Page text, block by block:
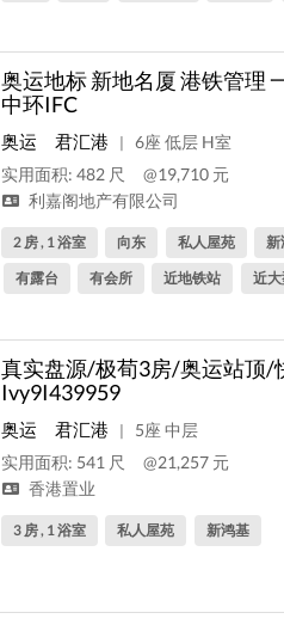
奥运地标 新地名厦 港铁管理
中环IFC
奥运 君汇港 |
6座 低层 H室
实用面积: 482 尺
@19,710 元
利嘉阁地产有限公司
2 房 , 1 浴室 向东 私人屋苑
新
有露台
有会所 近地铁站 近
真实盘源/极荀3房/奥运站顶/
Ivy9I439959
奥运 君汇港 |
5座 中层
实用面积: 541 尺
@21,257 元
香港置业
3 房 , 1 浴室 私人屋苑 新鸿基